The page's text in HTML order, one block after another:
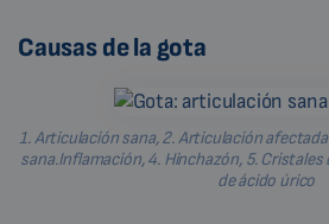
Causas de la gota
1. Articulación sana, 2. Articulación
sana.Inflamación, 4. Hinchazón, 5.
de ácido úrico